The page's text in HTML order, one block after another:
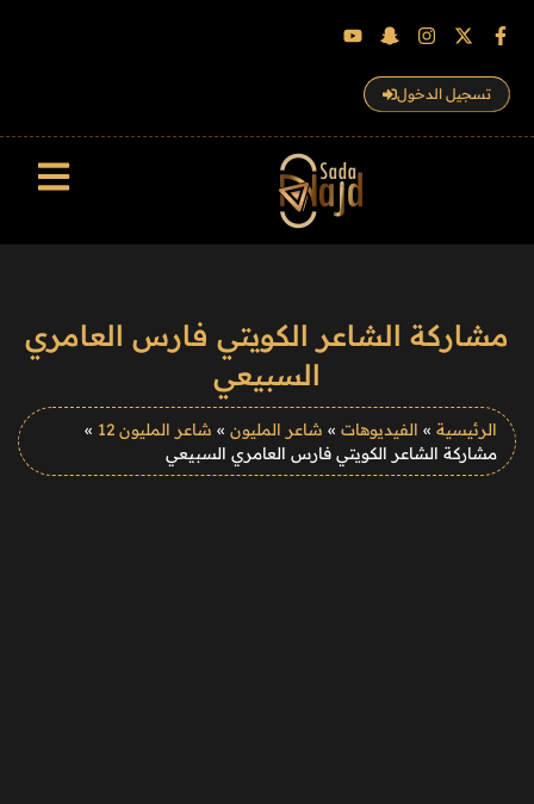
تسجيل الدخول
مشاركة الشاعر الكويتي فارس العامري
السبيعي
الرئيسية » الفيديوهات » شاعر المليون » شاعر المليون 12
»
مشاركة الشاعر الكويتي فارس العامري السبيعي